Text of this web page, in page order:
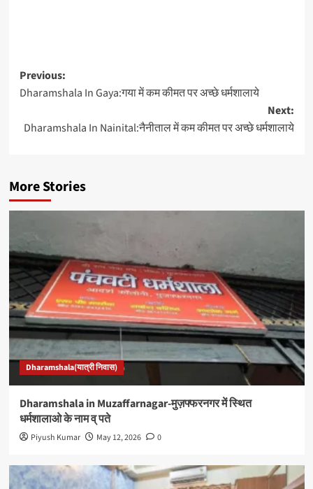
Previous:
Dharamshala In Gaya:गया में कम कीमत पर अच्छे धर्मशालाये
Next:
Dharamshala In Nainital:नैनीताल में कम कीमत पर अच्छे धर्मशालाये
More Stories
Dharamshala(यात्री निवास)
Dharamshala in Muzaffarnagar-मुज़फ्फरनगर में स्थित
धर्मशालाओ के नाम व् पते
Piyush Kumar May 12, 2026 0